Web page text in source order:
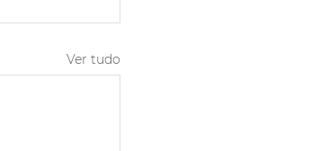
Ver tudo